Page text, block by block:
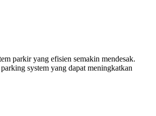
parkir yang efisien semakin mendesak.
system yang dapat meningkatkan